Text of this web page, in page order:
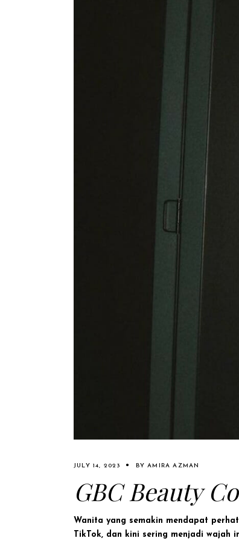
JULY 14, 2023 BYAMIRA AZMAN
GBC Beauty
Wanita yang semakin mendapat
TikTok, dan kini sering menjadi wajah